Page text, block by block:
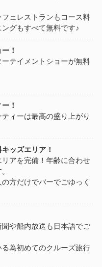
ェレストランもコース料
グもすべて無料です♪
！
テイメントショーが無料
！
ィーは最高の盛り上がり
ッズエリア！
アを完備！年齢に合わせ
方だけでバーでごゆっく
や船内放送も日本語でご
為初めてのクルーズ旅行